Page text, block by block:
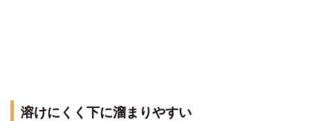
溶けにくく下に溜まりやすい